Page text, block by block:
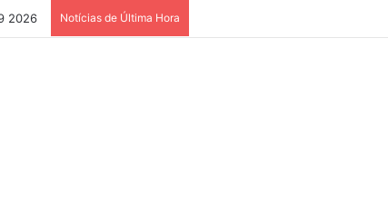
2026 Notícias de Última Hora